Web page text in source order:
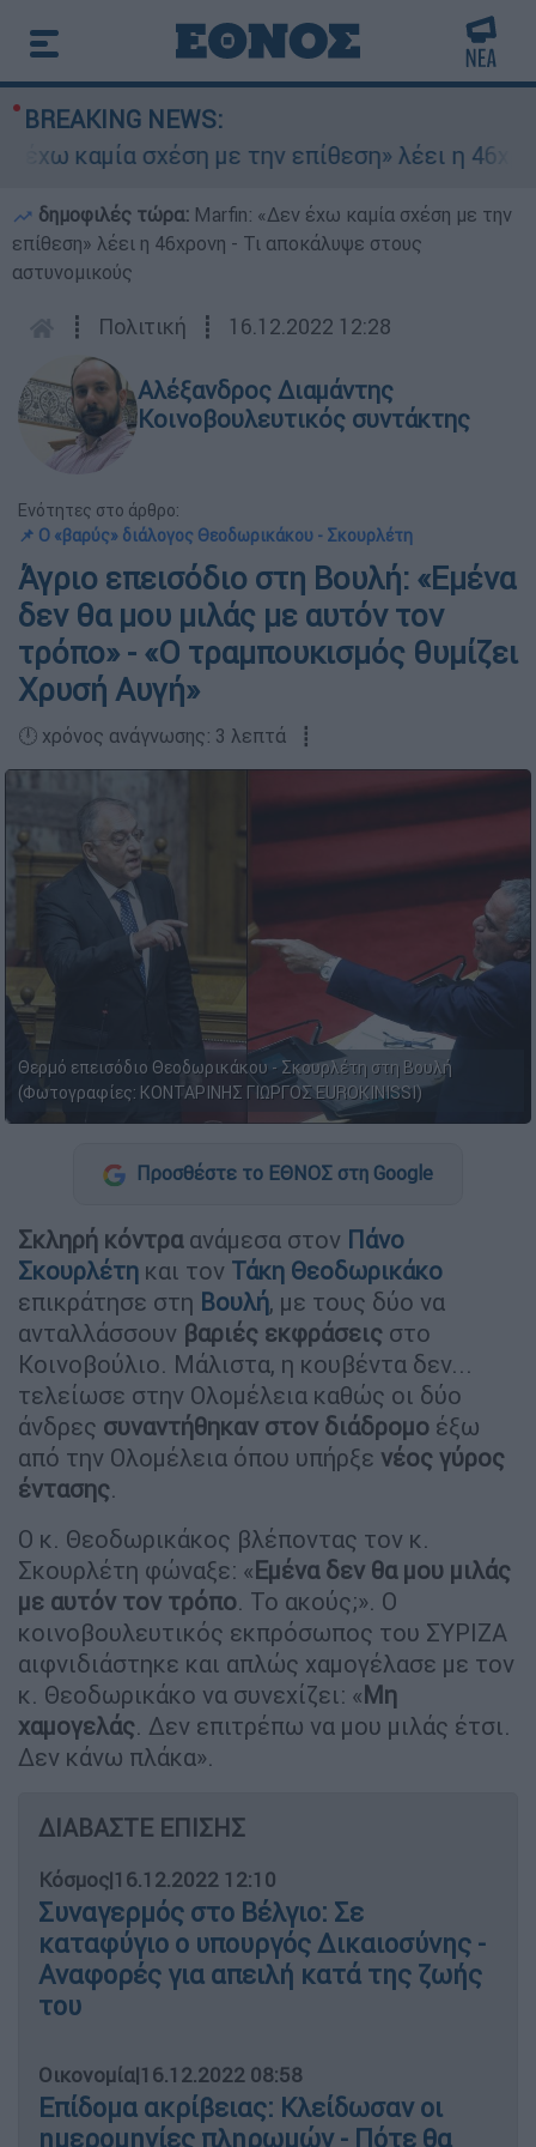
BREAKING NEWS:
σχέση με την επίθεση» λέει η 46χρονη
δημοφιλές τώρα: Marfin: «Δεν έχω καμία σχέση με την
επίθεση» λέει η 46χρονη - Τι αποκάλυψε στους
αστυνομικούς
┋ Πολιτική ┋ 16.12.2022 12:28
Αλέξανδρος Διαμάντης
Κοινοβουλευτικός συντάκτης
Ενότητες στο άρθρο:
📌 Ο «βαρύς» διάλογος Θεοδωρικάκου - Σκουρλέτη
Άγριο επεισόδιο στη Βουλή: «Εμένα
δεν θα μου μιλάς με αυτόν τον
τρόπο» - «Ο τραμπουκισμός θυμίζει
Χρυσή Αυγή»
🕛 χρόνος ανάγνωσης: 3 λεπτά ┋
Θερμό επεισόδιο Θεοδωρικάκου - Σκουρλέτη στη Βουλή
(Φωτογραφίες: ΚΟΝΤΑΡΙΝΗΣ ΓΙΩΡΓΟΣ EUROKINISSI)
Προσθέστε το ΕΘΝΟΣ στη Google
Σκληρή κόντραανάμεσα στον Πάνο
Σκουρλέτη και τον Τάκη Θεοδωρικάκο
επικράτησε στη Βουλή, με τους δύο να
ανταλλάσσουν βαριές εκφράσεις στο
Κοινοβούλιο. Μάλιστα, η κουβέντα δεν...
τελείωσε στην Ολομέλεια καθώς οι δύο
άνδρες συναντήθηκαν στον διάδρομο έξω
από την Ολομέλεια όπου υπήρξε νέος γύρος
έντασης.
Ο κ. Θεοδωρικάκος βλέποντας τον κ.
Σκουρλέτη φώναξε: «Εμένα δεν θα μου μιλάς
με αυτόν τον τρόπο. Το ακούς;». Ο
κοινοβουλευτικός εκπρόσωπος του ΣΥΡΙΖΑ
αιφνιδιάστηκε και απλώς χαμογέλασε με τον
κ. Θεοδωρικάκο να συνεχίζει: «Μη
χαμογελάς. Δεν επιτρέπω να μου μιλάς έτσι.
Δεν κάνω πλάκα».
ΔΙΑΒΑΣΤΕ ΕΠΙΣΗΣ
Κόσμος|16.12.2022 12:10
Συναγερμός στο Βέλγιο: Σε
καταφύγιο ο υπουργός Δικαιοσύνης -
Αναφορές για απειλή κατά της ζωής
του
Οικονομία|16.12.2022 08:58
Επίδομα ακρίβειας: Κλείδωσαν οι
ημερομηνίες πληρωμών - Πότε θα